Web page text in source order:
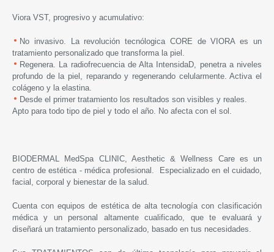
Viora VST, progresivo y acumulativo:
No invasivo. La revolución tecnólogica CORE de VIORA es un
tratamiento personalizado que transforma la piel.
Regenera. La radiofrecuencia de Alta IntensidaD, penetra a niveles
profundo de la piel, reparando y regenerando celularmente. Activa el
colágeno y la elastina.
Desde el primer tratamiento los resultados son visibles y reales.
Apto para todo tipo de piel y todo el año. No afecta con el sol.
BIODERMAL MedSpa CLINIC, Aesthetic & Wellness Care es un
centro de estética - médica profesional. Especializado en el cuidado,
facial, corporal y bienestar de la salud.
Cuenta con equipos de estética de alta tecnología con clasificación
médica y un personal altamente cualificado, que te evaluará y
diseñará un tratamiento personalizado, basado en tus necesidades.